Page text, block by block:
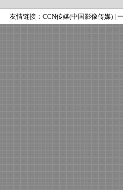
友情链接： CCN传媒(中国影像传媒) |